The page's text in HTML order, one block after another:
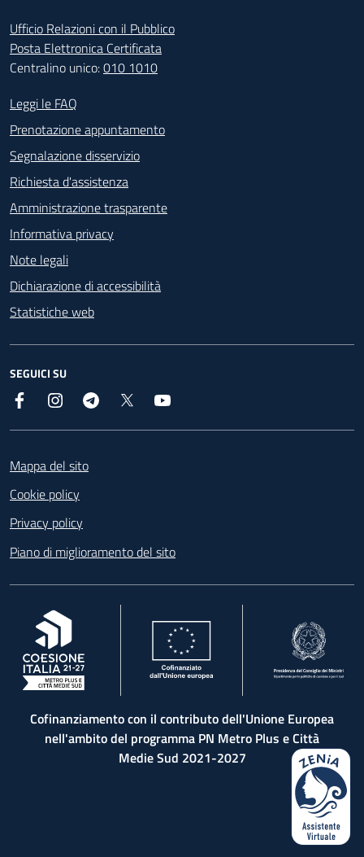
Ufficio Relazioni con il Pubblico
Posta Elettronica Certificata
Centralino unico:010 1010
Footer - Contatti
Leggi le FAQ
Prenotazione appuntamento
Segnalazione disservizio
Richiesta d'assistenza
Amministrazione trasparente
Informativa privacy
Note legali
Dichiarazione di accessibilità
Statistiche web
SEGUICI SU
Facebook InstagramTelegram
Mappa del sito
Cookie policy
Privacy policy
Piano di miglioramento del sito
, apre in una nuova scheda
Cofinanziamento con il contributo dell'Unione Europea
nell'ambito del programma PN Metro Plus e Città
Medie Sud 2021-2027